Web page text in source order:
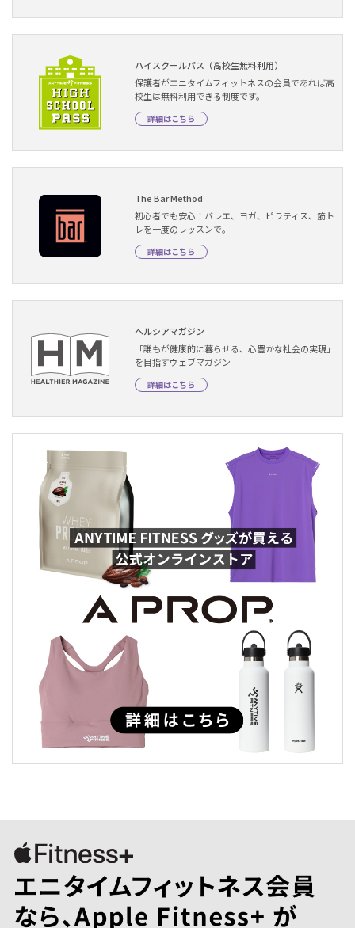
ハイスクールパス（高校生無料利用）
保護者がエニタイムフィットネスの会員であれば高
校生は無料利用できる制度です。
詳細はこちら
The Bar Method
初心者でも安心！バレエ、ヨガ、ピラティス、筋ト
レを一度のレッスンで。
詳細はこちら
ヘルシアマガジン
「誰もが健康的に暮らせる、心豊かな社会の実現」
を目指すウェブマガジン
詳細はこちら